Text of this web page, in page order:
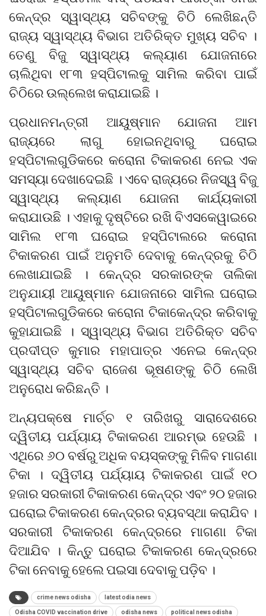
କେନ୍ଦ୍ର ସ୍ୱାସ୍ଥ୍ୟ ସଚିବଙ୍କୁ ଚିଠି ଲେଖିଛନ୍ତି
ରାଜ୍ୟ ସ୍ୱାସ୍ଥ୍ୟ ବିଭାଗ ଅତିରିକ୍ତ ମୁଖ୍ୟ ସଚିବ ।
ତେଣୁ ବିଜୁ ସ୍ୱାସ୍ଥ୍ୟ କଲ୍ୟାଣ ଯୋଜନାରେ
ଚାଲିଥିବା ୧୮୩ ହସ୍ପିଟାଲକୁ ସାମିଲ କରିବା ପାଇଁ
ଚିଠିରେ ଉଲ୍ଲେଖ କରାଯାଇଛି ।
ପ୍ରଧାନମନ୍ତ୍ରୀ ଆୟୁଷ୍ମାନ ଯୋଜନା ଆମ
ରାଜ୍ୟରେ ଲାଗୁ ହୋଇନଥିବାରୁ ଘରୋଇ
ହସ୍ପିଟାଲଗୁଡିକରେ କରୋନା ଟିକାକରଣ ନେଇ ଏକ
ସମସ୍ୟା ଦେଖାଦେଇଛି । ଏବେ ରାଜ୍ୟରେ ନିଜସ୍ୱ ବିଜୁ
ସ୍ୱାସ୍ଥ୍ୟ କଲ୍ୟାଣ ଯୋଜନା କାର୍ଯ୍ୟକାରୀ
କରାଯାଉଛି । ଏହାକୁ ଦୃଷ୍ଟିରେ ରଖି ବିଏସକେୱାଇରେ
ସାମିଲ ୧୮୩ ଘରୋଇ ହସ୍ପିଟାଲରେ କରୋନା
ଟିକାକରଣ ପାଇଁ ଅନୁମତି ଦେବାକୁ କେନ୍ଦ୍ରକୁ ଚିଠି
ଲେଖାଯାଇଛି । କେନ୍ଦ୍ର ସରକାରଙ୍କ ତାଲିକା
ଅନୁଯାୟୀ ଆୟୁଷ୍ମାନ ଯୋଜନାରେ ସାମିଲ ଘରୋଇ
ହସ୍ପିଟାଲଗୁଡିକରେ କରୋନା ଟିକାକେନ୍ଦ୍ର କରିବାକୁ
କୁହାଯାଇଛି । ସ୍ୱାସ୍ଥ୍ୟ ବିଭାଗ ଅତିରିକ୍ତ ସଚିବ
ପ୍ରଦୀପ୍ତ କୁମାର ମହାପାତ୍ର ଏନେଇ କେନ୍ଦ୍ର
ସ୍ୱାସ୍ଥ୍ୟ ସଚିବ ରାଜେଶ ଭୂଷଣଙ୍କୁ ଚିଠି ଲେଖି
ଅନୁରୋଧ କରିଛନ୍ତି ।
ଅନ୍ୟପକ୍ଷେ ମାର୍ଚ୍ଚ ୧ ତାରିଖରୁ ସାରାଦେଶରେ
ଦ୍ୱିତୀୟ ପର୍ଯ୍ୟାୟ ଟିକାକରଣ ଆରମ୍ଭ ହେଉଛି ।
ଏଥିରେ ୬୦ ବର୍ଷରୁ ଅଧିକ ବୟସ୍କଙ୍କୁ ମିଳିବ ମାଗଣା
ଟିକା । ଦ୍ୱିତୀୟ ପର୍ଯ୍ୟାୟ ଟିକାକରଣ ପାଇଁ ୧୦
ହଜାର ସରକାରୀ ଟିକାକରଣ କେନ୍ଦ୍ର ଏବଂ ୨୦ ହଜାର
ଘରୋଇ ଟିକାକରଣ କେନ୍ଦ୍ରର ବ୍ୟବସ୍ଥା କରାଯିବ ।
ସରକାରୀ ଟିକାକରଣ କେନ୍ଦ୍ରରେ ମାଗଣା ଟିକା
ଦିଆଯିବ । କିନ୍ତୁ ଘରୋଇ ଟିକାକରଣ କେନ୍ଦ୍ରରେ
ଟିକା ନେବାକୁ ହେଲେ ପଇସା ଦେବାକୁ ପଡ଼ିବ ।
crime news odisha latest odia news
Odisha COVID vaccination drive odisha news political news odisha